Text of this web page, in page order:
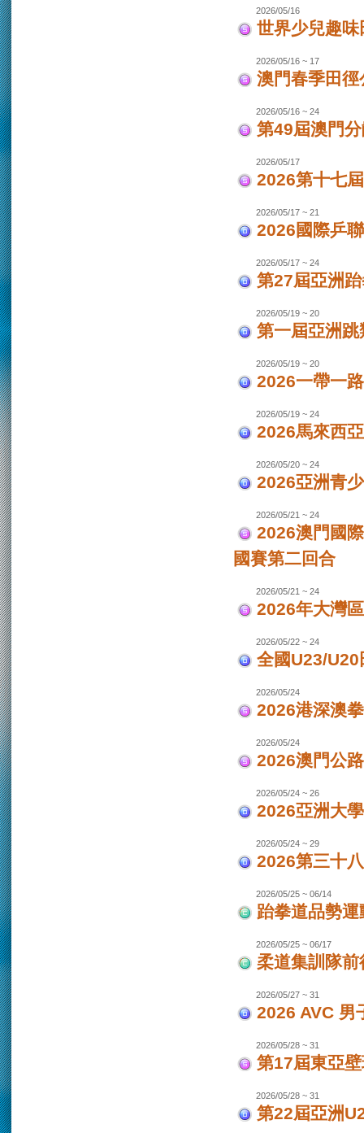
2026/05/16
世界少兒趣味
2026/05/16 ~ 17
澳門春季田徑
2026/05/16 ~ 24
第49屆澳門
2026/05/17
2026第十七
2026/05/17 ~ 21
2026國際乒
2026/05/17 ~ 24
第27屆亞洲
2026/05/19 ~ 20
第一屆亞洲
2026/05/19 ~ 20
2026一帶一
2026/05/19 ~ 24
2026馬來西
2026/05/20 ~ 24
2026亞洲青
2026/05/21 ~ 24
2026澳門國
國賽第二回合
2026/05/21 ~ 24
2026年大灣
2026/05/22 ~ 24
全國U23/
2026/05/24
2026港深澳
2026/05/24
2026澳門公
2026/05/24 ~ 26
2026亞洲大
2026/05/24 ~ 29
2026第三十
2026/05/25 ~ 06/14
跆拳道品勢
2026/05/25 ~ 06/17
柔道集訓隊
2026/05/27 ~ 31
2026 AVC 男
2026/05/28 ~ 31
第17屆東亞
2026/05/28 ~ 31
第22屆亞洲